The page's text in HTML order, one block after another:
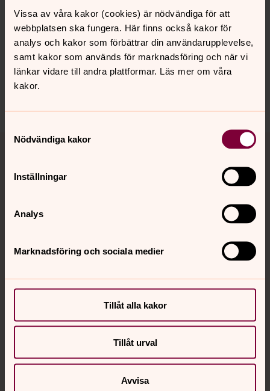
Vissa av våra kakor (cookies) är nödvändiga för att
webbplatsen ska fungera. Här finns också kakor för
analys och kakor som förbättrar din användarupplevelse,
samt kakor som används för marknadsföring och när vi
länkar vidare till andra plattformar. Läs mer om våra
kakor.
Nödvändiga kakor
Inställningar
Analys
Marknadsföring och sociala medier
Tillåt alla kakor
Tillåt urval
Avvisa
Chalmers tekniska högskola, Masthuggskyrkan, Hjalmar
Brantingsplatsen, Götaplatsen med flera...
Tillbaka till toppen
Tillbaka till innehållet
Hitta snabbt